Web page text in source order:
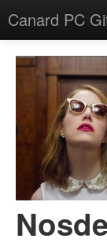
Canard PC
F.A.Q.